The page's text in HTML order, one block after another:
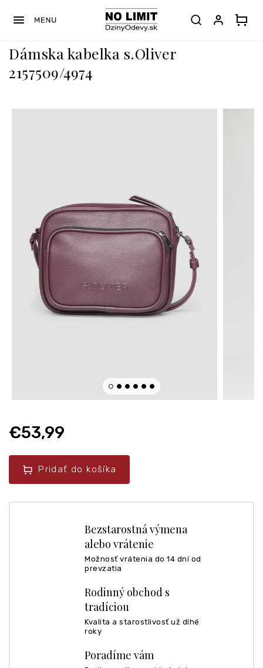
Dámska kabelka s.Oliver
2157509/4974
€53,99
Pridať do košíka
Bezstarostná výmena
alebo vrátenie
Možnosť vrátenia do 14 dní od
prevzatia
Rodinný obchod s
tradíciou
Kvalita a starostlivosť už dlhé
roky
Poradíme vám